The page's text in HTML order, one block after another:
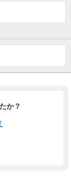
か？